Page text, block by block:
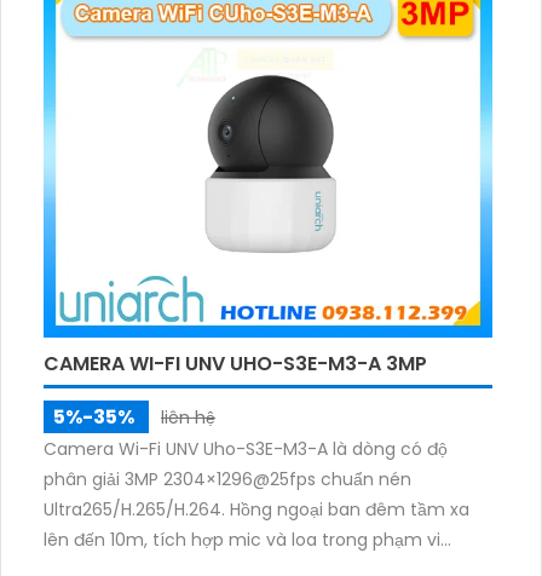
CAMERA WI-FI UNV UHO-S3E-M3-A 3MP
5%-35%
liên hệ
Camera Wi-Fi UNV Uho-S3E-M3-A là dòng có độ
phân giải 3MP 2304×1296@25fps chuẩn nén
Ultra265/H.265/H.264. Hồng ngoại ban đêm tầm xa
lên đến 10m, tích hợp mic và loa trong phạm vi